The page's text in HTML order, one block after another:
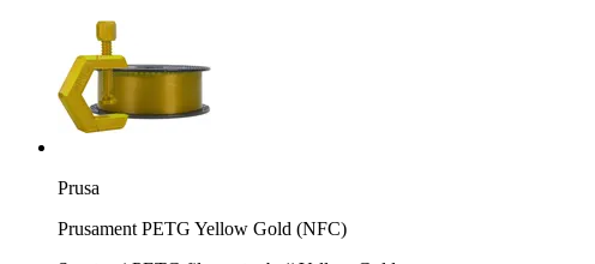
Prusa
Prusament PETG Yellow Gold (NFC)